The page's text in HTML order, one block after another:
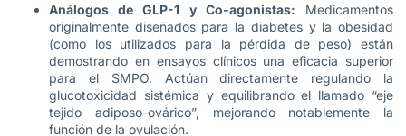
Análogos de GLP-1 y Co-agonistas: Medicamentos
originalmente diseñados para la diabetes y la obesidad
(como los utilizados para la pérdida de peso) están
demostrando en ensayos clínicos una eficacia superior
para el SMPO. Actúan directamente regulando la
glucotoxicidad sistémica y equilibrando el llamado “eje
tejido adiposo-ovárico”, mejorando notablemente la
función de la ovulación.